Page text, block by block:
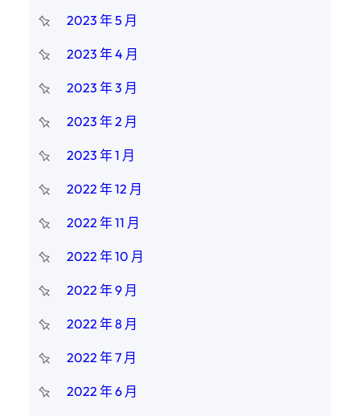
2023 年 5 月
2023 年 4 月
2023 年 3 月
2023 年 2 月
2023 年 1 月
2022 年 12 月
2022 年 11 月
2022 年 10 月
2022 年 9 月
2022 年 8 月
2022 年 7 月
2022 年 6 月